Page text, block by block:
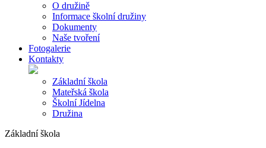
O družině
Informace školní družiny
Dokumenty
Naše tvoření
Fotogalerie
Kontakty
Základní škola
Mateřská škola
Školní Jídelna
Družina
Základní škola